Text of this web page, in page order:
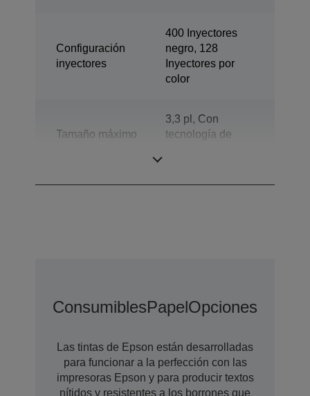
Configuración
inyectores
400 Inyectores
negro, 128
Inyectores por
color
Tamaño máximo
3,3 pl, Con
tecnología de
ConsumiblesPapelOpciones De
Las tintas de Epson están desarrolladas
para funcionar a la perfección con las
impresoras Epson y para producir textos
nítidos y resistentes a los borrones que